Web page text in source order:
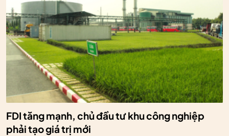
FDI tăng mạnh, chủ đầu tư khu công nghiệp
phải tạo giá trị mới